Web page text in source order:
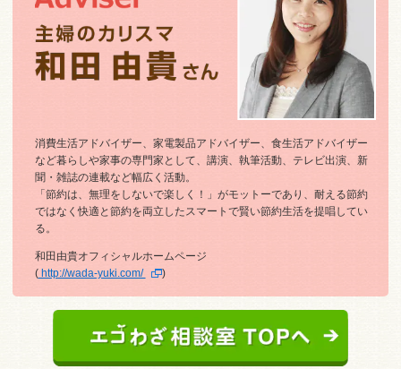
消費生活アドバイザー、家電製品アドバイザー、食生活アドバイザー
など暮らしや家事の専門家として、講演、執筆活動、テレビ出演、新
聞・雑誌の連載など幅広く活動。
「節約は、無理をしないで楽しく！」がモットーであり、耐える節約
ではなく快適と節約を両立したスマートで賢い節約生活を提唱してい
る。
和田由貴オフィシャルホームページ
(http://wada-yuki.com/ )